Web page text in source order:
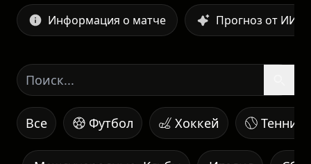
Информация о матче Прогноз от ИИ
Все Футбол Хоккей Теннис